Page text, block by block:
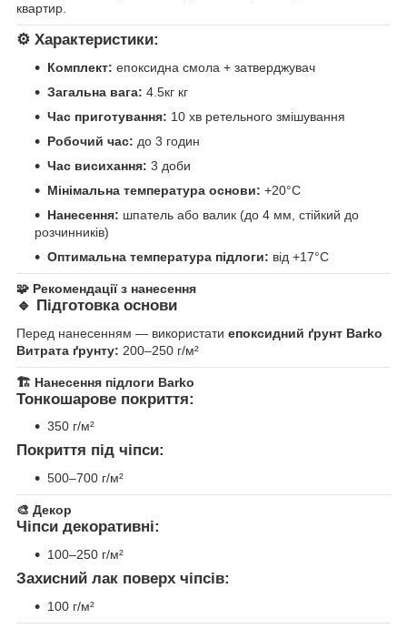
квартир.
⚙️ Характеристики:
Комплект: епоксидна смола + затверджувач
Загальна вага: 4.5кг кг
Час приготування: 10 хв ретельного змішування
Робочий час: до 3 годин
Час висихання: 3 доби
Мінімальна температура основи: +20°C
Нанесення: шпатель або валик (до 4 мм, стійкий до
розчинників)
Оптимальна температура підлоги: від +17°C
🧩 Рекомендації з нанесення
🔹 Підготовка основи
Перед нанесенням — використати епоксидний ґрунт Barko
Витрата ґрунту: 200–250 г/м²
🏗 Нанесення підлоги Barko
Тонкошарове покриття:
350 г/м²
Покриття під чіпси:
500–700 г/м²
🎨 Декор
Чіпси декоративні:
100–250 г/м²
Захисний лак поверх чіпсів:
100 г/м²